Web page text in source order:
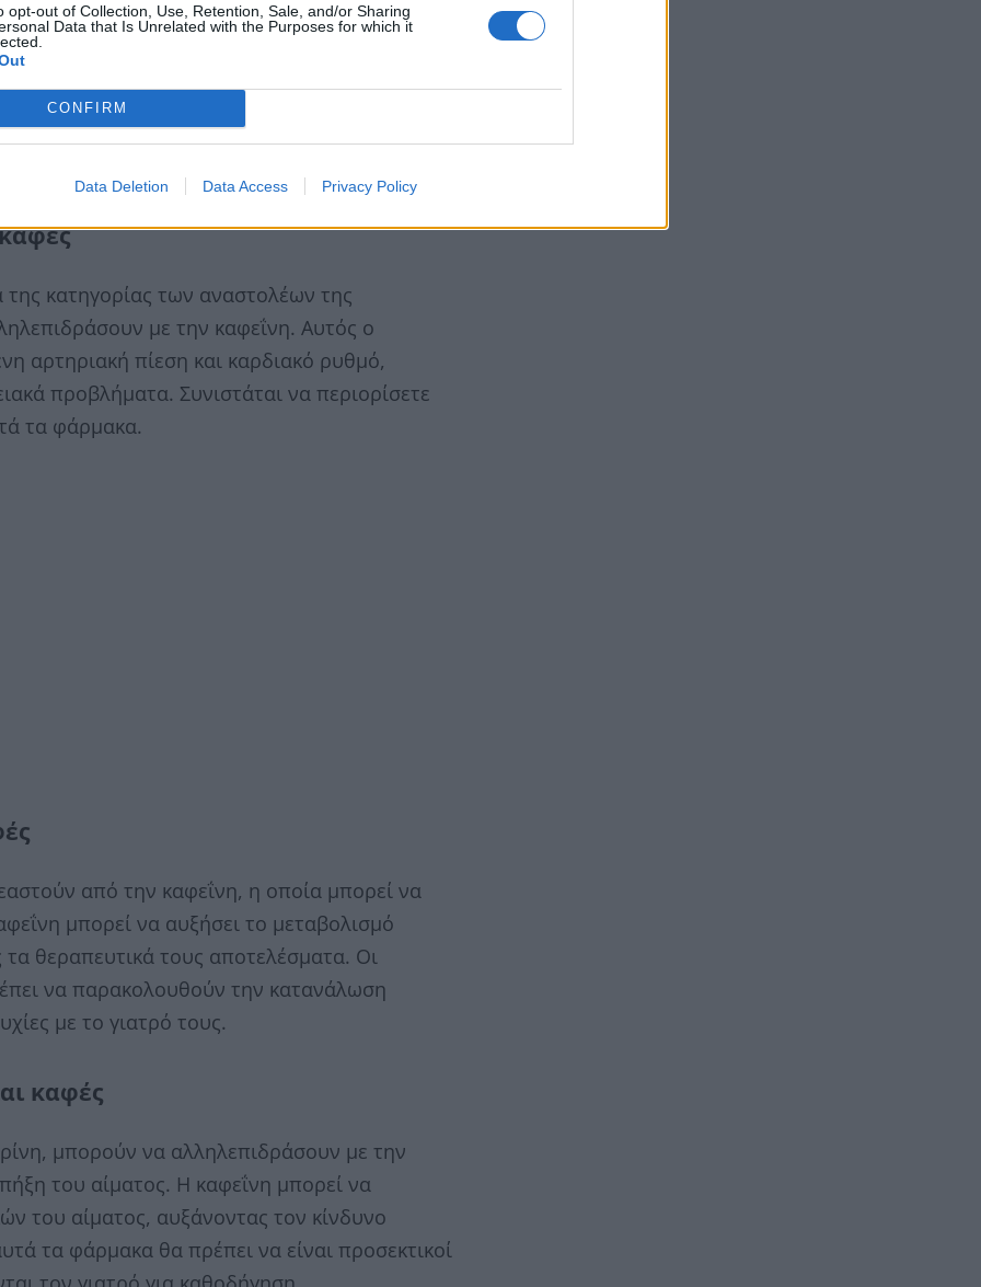
opt-out of Collection, Use, Retention, Sale, and/or Sharing
Data that Is Unrelated with the Purposes for which it
CONFIRM
Data Deletion Data Access Privacy Policy
να οδηγήσει σε μια σειρά ζητημάτων,
έως αυξημένες παρενέργειες. Σε
να είναι επικίνδυνη, οδηγώντας σε
να γνωρίζετε αυτούς τους κινδύνους και να
της κατηγορίας των αναστολέων της
με την καφεΐνη. Αυτός ο
αρτηριακή πίεση και καρδιακό ρυθμό,
προβλήματα. Συνιστάται να περιορίσετε
τα φάρμακα.
από την καφεΐνη, η οποία μπορεί να
μπορεί να αυξήσει το μεταβολισμό
θεραπευτικά τους αποτελέσματα. Οι
να παρακολουθούν την κατανάλωση
με το γιατρό τους.
καφές
μπορούν να αλληλεπιδράσουν με την
του αίματος. Η καφεΐνη μπορεί να
του αίματος, αυξάνοντας τον κίνδυνο
τα φάρμακα θα πρέπει να είναι προσεκτικοί